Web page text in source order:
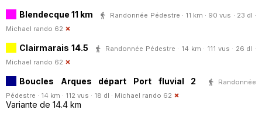
Blendecque 11 km
Randonnée Pédestre · 11 km · 90 vus · 23 dl ·
Michael rando 62
Clairmarais 14.5
Randonnée Pédestre · 14 km · 111 vus · 26 dl ·
Michael rando 62
Boucles Arques départ Port fluvial 2
Randonnée
Pédestre · 14 km · 112 vus · 18 dl · Michael rando 62
Variante de 14.4 km